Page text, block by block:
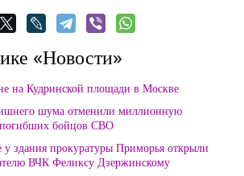
«Новости»
на Кудринской площади в Москве
шума отменили миллионную
бойцов СВО
у здания прокуратуры Приморья открыли
ВЧК Феликсу Дзержинскому